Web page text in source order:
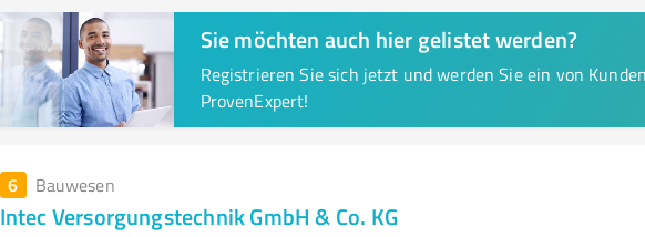
Sie möchten auch hier gelistet werden?
Registrieren Sie sich jetzt und werden Sie ein von
ProvenExpert!
6 Bauwesen
Intec Versorgungstechnik GmbH & Co. KG